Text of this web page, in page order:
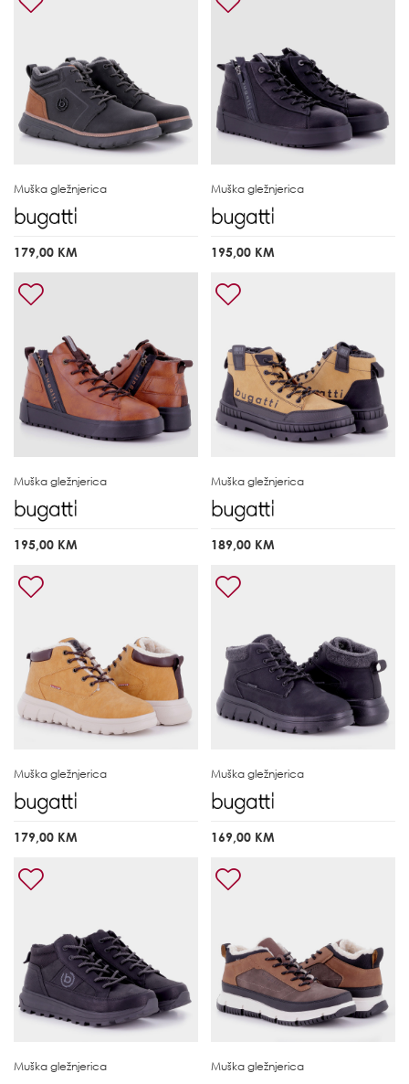
Muška gležnjerica
179,00 KM
Muška gležnjerica
195,00 KM
Muška gležnjerica
195,00 KM
Muška gležnjerica
189,00 KM
Muška gležnjerica
179,00 KM
Muška gležnjerica
169,00 KM
Muška gležnjerica Muška gležnjerica